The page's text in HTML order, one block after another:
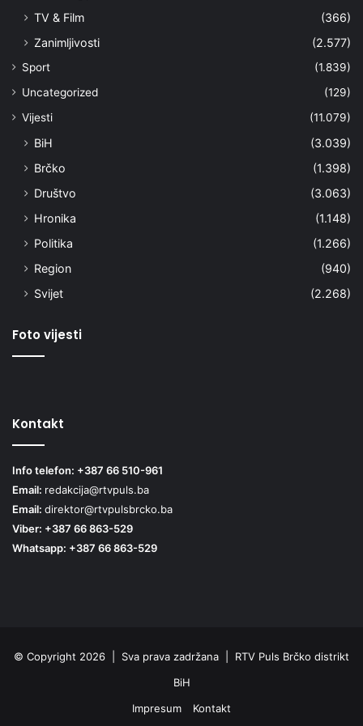
TV & Film
(366)
Zanimljivosti
(2.577)
Sport
(1.839)
Uncategorized
(129)
Vijesti
(11.079)
BiH
(3.039)
Brčko
(1.398)
Društvo
(3.063)
Hronika
(1.148)
Politika
(1.266)
Region
(940)
Svijet
(2.268)
Foto vijesti
Kontakt
Info telefon: +387 66 510-961
Email: redakcija@rtvpuls.ba
Email: direktor@rtvpulsbrcko.ba
Viber: +387 66 863-529
Whatsapp: +387 66 863-529
© Copyright 2026 | Sva prava zadržana | RTV Puls Brčko distrikt
BiH
Impresum
Kontakt